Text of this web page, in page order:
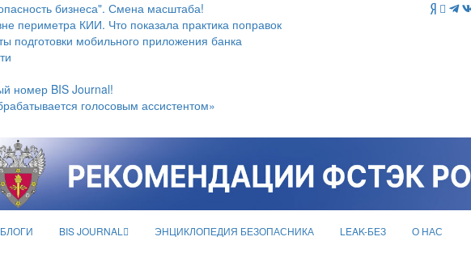
бизнеса". Смена масштаба!
периметра КИИ. Что показала практика поправок
подготовки мобильного приложения банка
номер BIS Journal!
голосовым ассистентом»
БЛОГИ BIS JOURNAL ЭНЦИКЛОПЕДИЯ БЕЗОПАСНИКА LEAK-БЕЗ О НАС